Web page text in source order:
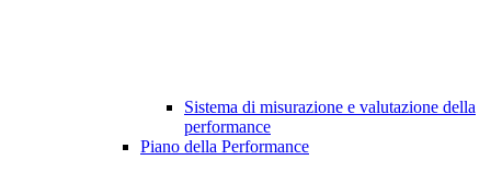
Sistema di misurazione e valutazione della
performance
Piano della Performance